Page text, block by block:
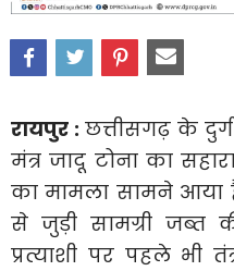
रायपुर : छत्तीसगढ़ के
मंत्र जादू टोना का
का मामला सामने आया
से जुड़ी सामग्री जब्त
प्रत्याशी पर पहले भी